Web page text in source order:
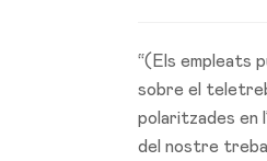
“(Els empleats
sobre el
polaritzades en
del nostre